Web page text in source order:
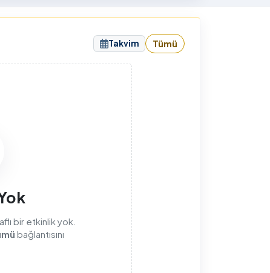
Takvim Tümü
bir etkinlik yok.
bağlantısını